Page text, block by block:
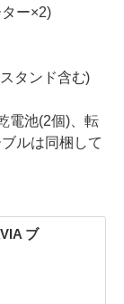
ー×2)
タンド含む)
電池(2個)、転
ルは同梱して
ブ